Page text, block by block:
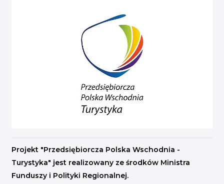
WYDARZENIA
KONFERENCJE I EVENTY
KONKURSY I NABORY
KALENDARZ WYDARZEŃ
HISTORIA SUKCESU
Projekt "Przedsiębiorcza Polska Wschodnia -
Turystyka" jest realizowany ze środków Ministra
Funduszy i Polityki Regionalnej.